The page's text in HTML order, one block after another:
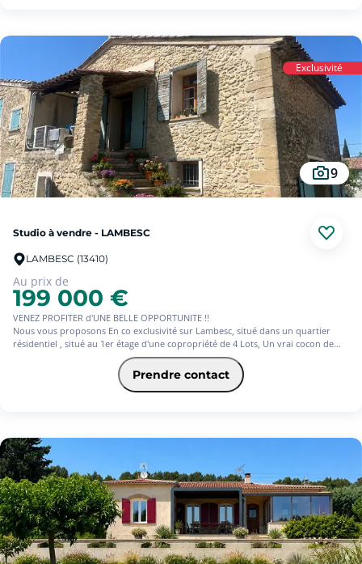
Exclusivité
9
Studio à vendre - LAMBESC
LAMBESC (13410)
Au prix de
199 000 €
VENEZ PROFITER d'UNE BELLE OPPORTUNITE !!
Nous vous proposons En co exclusivité sur Lambesc, situé dans un quartier
résidentiel , situé au 1er étage d'une copropriété de 4 Lots, Un vrai cocon de
Type 1 de 44 m² , composé d'une entrée, d'une cuisine fonctionnelle et équipée,
ouverte sur séjour, une salle d'eau, wc, et une mezzanine avec deux coins nuits.
Buanderie, et la jouissance d'une terrasse + Parking privatif.
Prendre contact